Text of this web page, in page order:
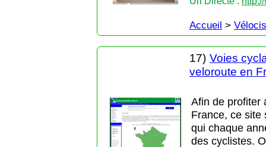
Accueil >
17) Voies
veloroute en
Afin de profiter
France, ce site
qui chaque
des cyclistes.